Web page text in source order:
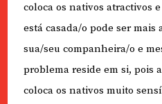
coloca os nativos atractivos
está casada/o pode ser
sua/seu companheira/o e
problema reside em si, pois
coloca os nativos muito